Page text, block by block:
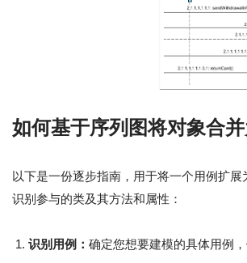
如何基于序列图将对象合
以下是一份逐步指南，用于将一个用例扩展
识别参与的类及其方法和属性：
识别用例： 确定您想要建模的具体用例，